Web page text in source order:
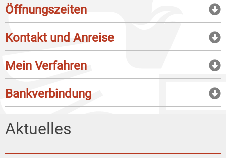
Öffnungszeiten
Kontakt und Anreise
Mein Verfahren
Bankverbindung
Aktuelles